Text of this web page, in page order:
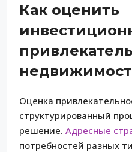
Как оценить
Оценка
структурированный
решение. Адресные
потребностей разных